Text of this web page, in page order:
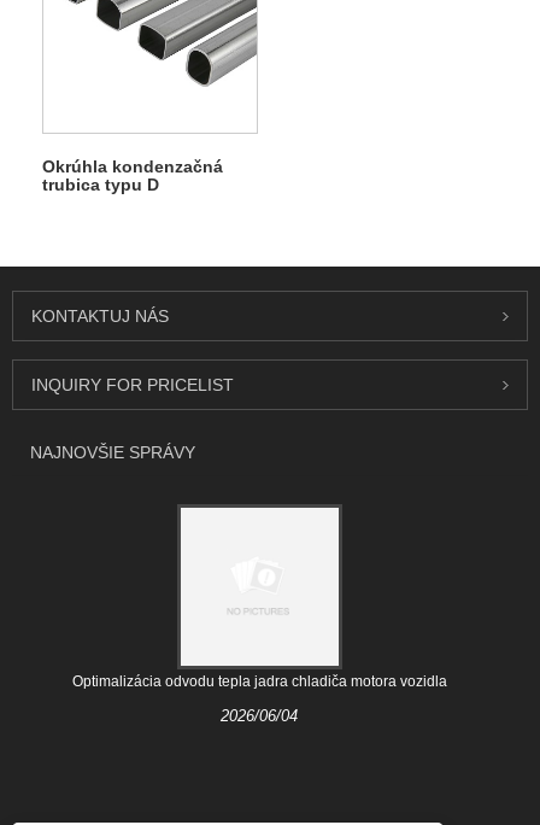
Okrúhla kondenzačná
trubica typu D
KONTAKTUJ NÁS
INQUIRY FOR PRICELIST
NAJNOVŠIE SPRÁVY
Optimalizácia odvodu tepla jadra chladiča motora vozidla
2026/06/04